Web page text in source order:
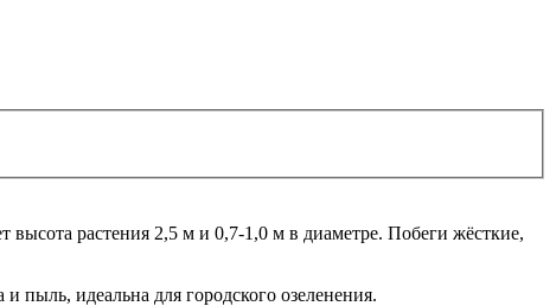
высота растения 2,5 м и 0,7-1,0 м в диаметре. Побеги жёсткие,
пыль, идеальна для городского озеленения.